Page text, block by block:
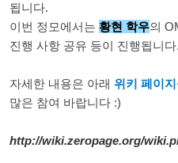
됩니다.
이번 정모에서는 황현 학우의
진행 사항 공유 등이 진행됩니다.
자세한 내용은 아래 위키 페이
많은 참여 바랍니다 :)
http://wiki.zeropage.org/